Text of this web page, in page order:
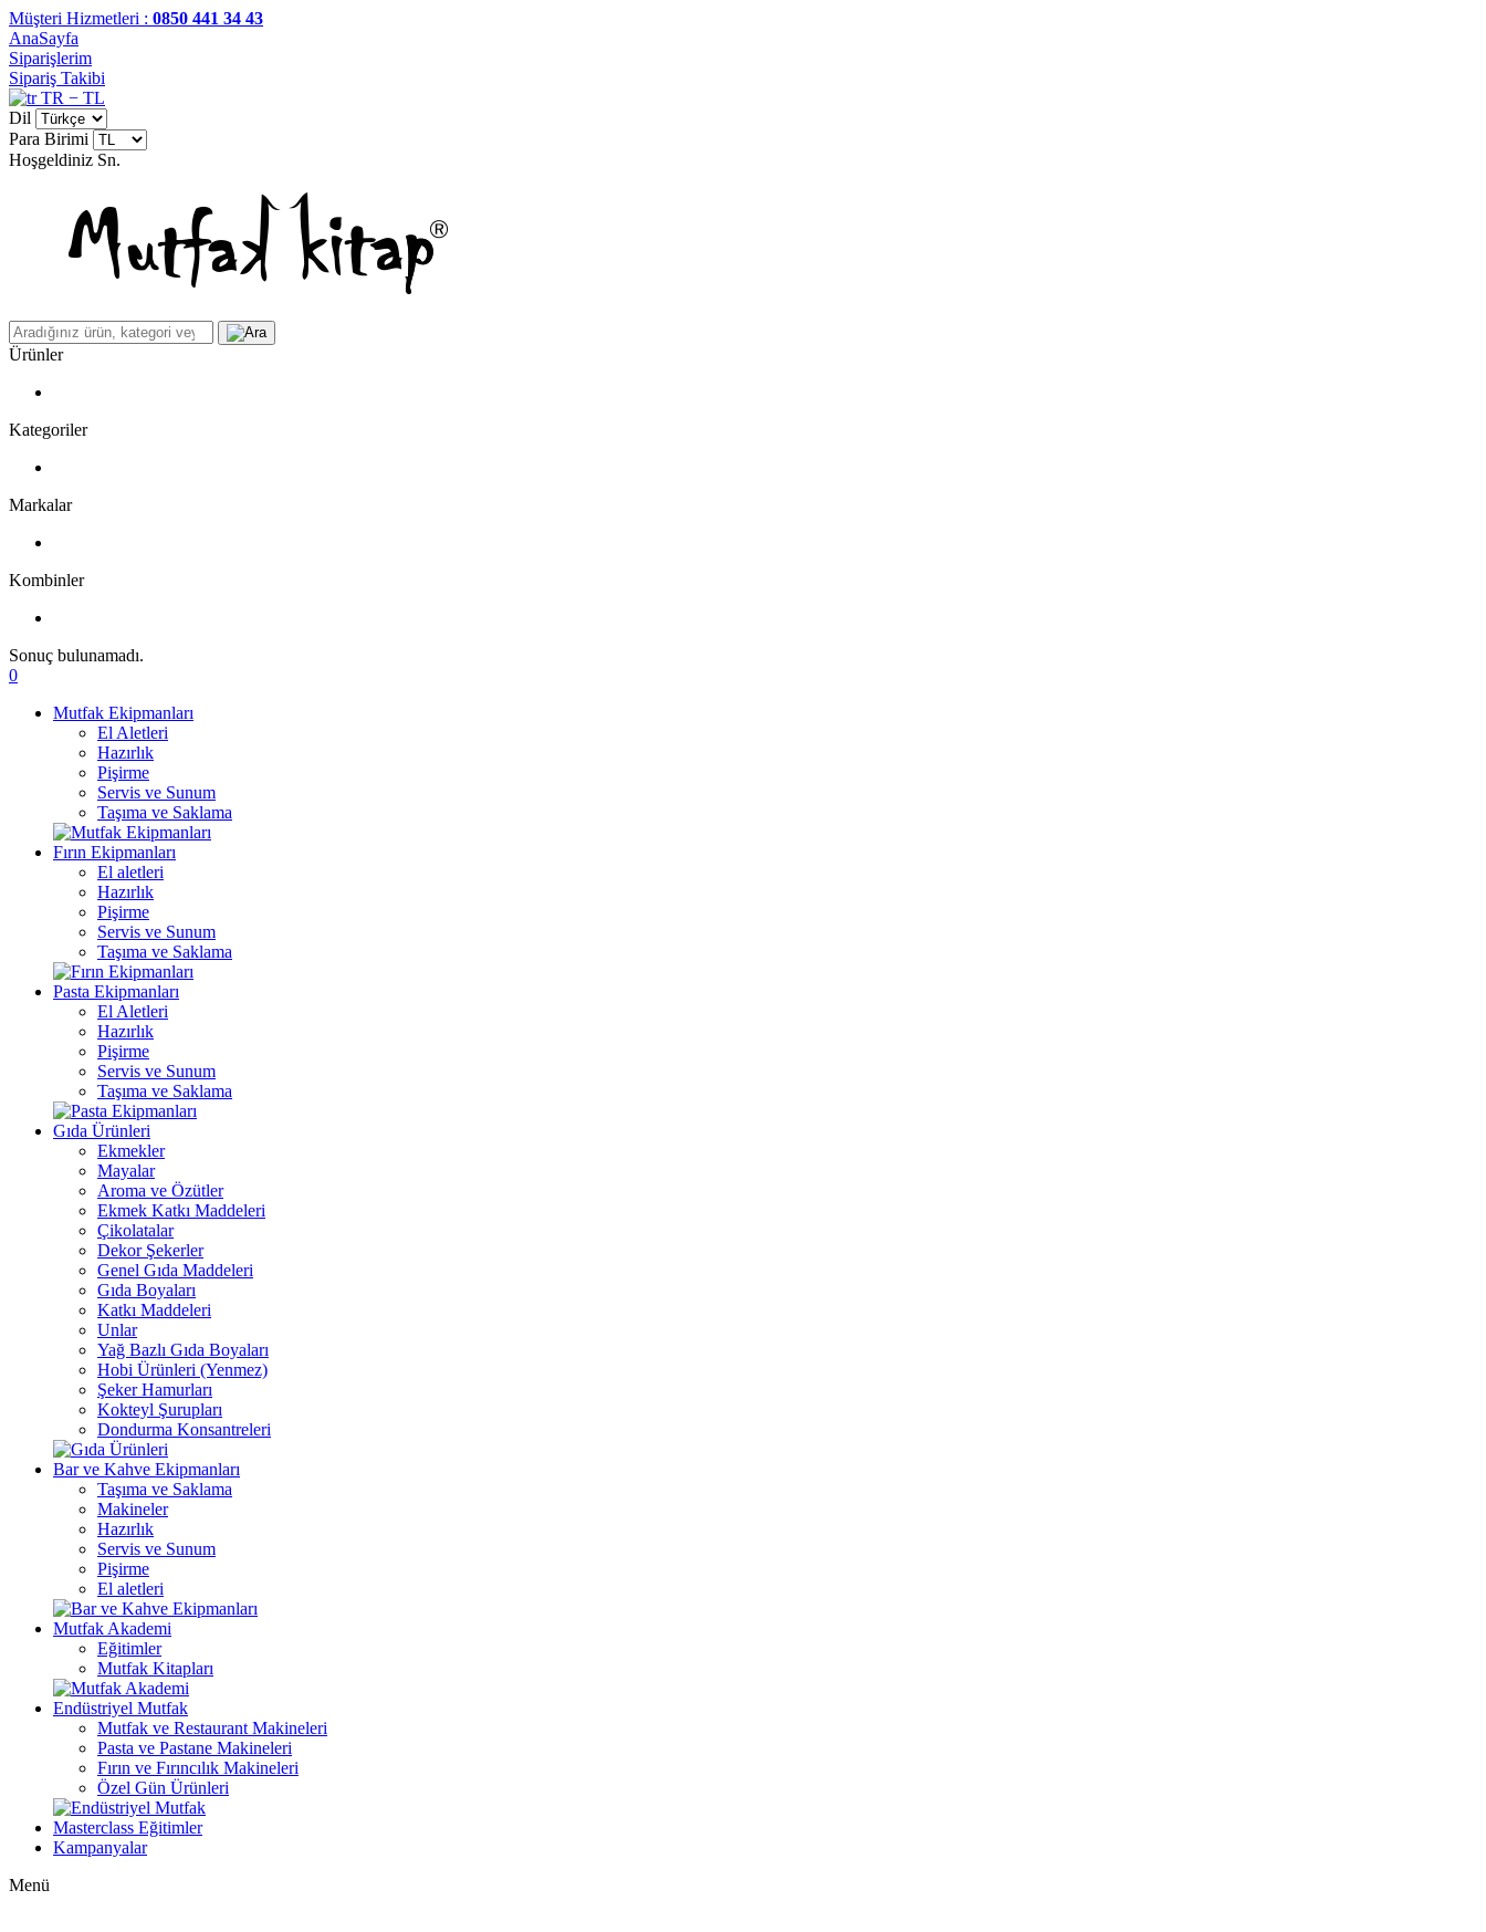
Müşteri Hizmetleri : 0850 441 34 43
AnaSayfa
Siparişlerim
Sipariş Takibi
TR − TL
Dil
Para Birimi
Hoşgeldiniz Sn.
Ürünler
Kategoriler
Markalar
Kombinler
Sonuç bulunamadı.
0
Mutfak Ekipmanları
El Aletleri
Hazırlık
Pişirme
Servis ve Sunum
Taşıma ve Saklama
Fırın Ekipmanları
El aletleri
Hazırlık
Pişirme
Servis ve Sunum
Taşıma ve Saklama
Pasta Ekipmanları
El Aletleri
Hazırlık
Pişirme
Servis ve Sunum
Taşıma ve Saklama
Gıda Ürünleri
Ekmekler
Mayalar
Aroma ve Özütler
Ekmek Katkı Maddeleri
Çikolatalar
Dekor Şekerler
Genel Gıda Maddeleri
Gıda Boyaları
Katkı Maddeleri
Unlar
Yağ Bazlı Gıda Boyaları
Hobi Ürünleri (Yenmez)
Şeker Hamurları
Kokteyl Şurupları
Dondurma Konsantreleri
Bar ve Kahve Ekipmanları
Taşıma ve Saklama
Makineler
Hazırlık
Servis ve Sunum
Pişirme
El aletleri
Mutfak Akademi
Eğitimler
Mutfak Kitapları
Endüstriyel Mutfak
Mutfak ve Restaurant Makineleri
Pasta ve Pastane Makineleri
Fırın ve Fırıncılık Makineleri
Özel Gün Ürünleri
Masterclass Eğitimler
Kampanyalar
Menü